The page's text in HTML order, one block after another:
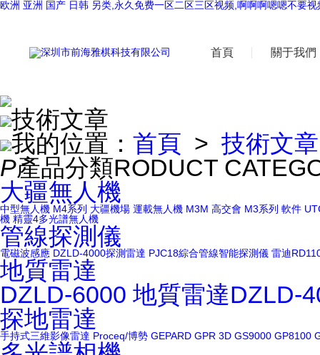
欧洲 亚洲 国产 日韩 另类,永久免费一区二区三区视频,啊啊啊嗯嗯不要
首頁 關于我們
技術文章
我的位置： 首頁 > 技術文章
P產品分類RODUCT
大疆無人機
中型無人機 M4系列 大疆機場 運載無人機 M3M 高交會 M3系列 軟件
機 精靈4多光譜無人機
管線探測儀
電磁波感應 DZLD-4000探測雷達 PJC18綜合管線智能探測儀 雷迪
地質雷達
DZLD-6000 地質雷達DZLD-
探地雷達
手持式三維影像雷達 Proceq/博勢 GEPARD GPR 3D GS9000 GP8100